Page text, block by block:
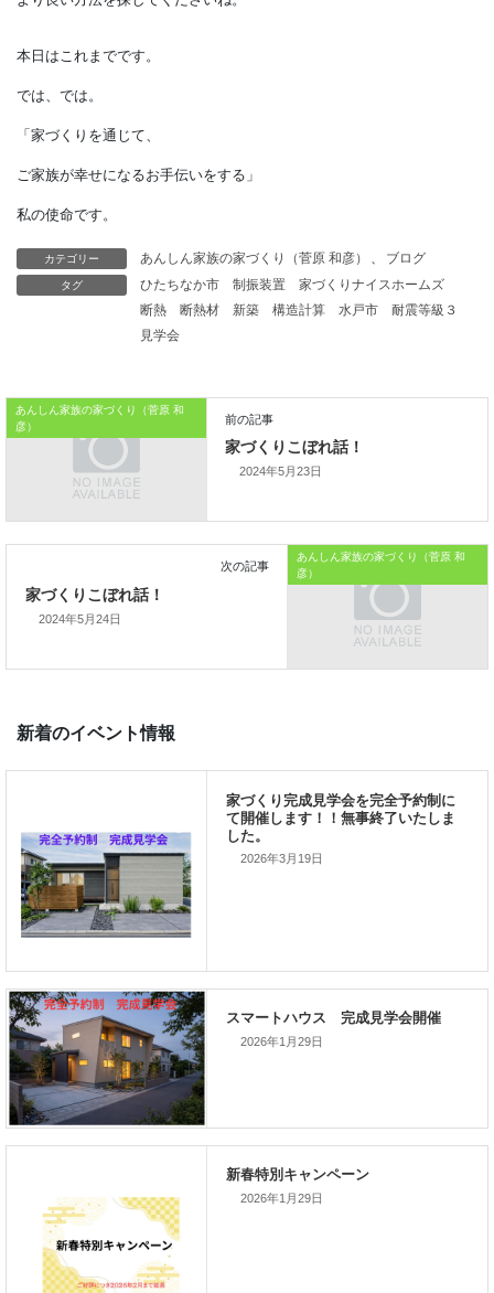
配置を工夫することで
デメリットを
軽減できる場合もあるので、
担当者と相談しながら、
本日はこれまでです。
では、では。
私の使命です。
カテゴリー あんしん家族の家づくり（菅原 和彦）
ブログ
タグ
ひたちなか市 制振装置
家づくりナイスホームズ
断熱
断熱材 新築 構造計算 水戸市
耐震等級３
見学会
あんしん家族の家づくり（菅原 和
彦）
前の記事
2024年5月23日
あんしん家族の家づくり（菅原 和
彦）
次の記事
家づくりこぼれ話！
2024年5月24日
新着のイベント情報
2026年3月19日
2026年1月29日
2026年1月29日